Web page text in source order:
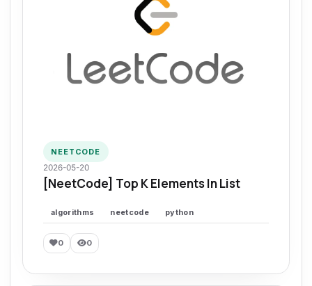
NEETCODE
2026-05-20
[NeetCode] Top K Elements In List
algorithms neetcode python
0 0